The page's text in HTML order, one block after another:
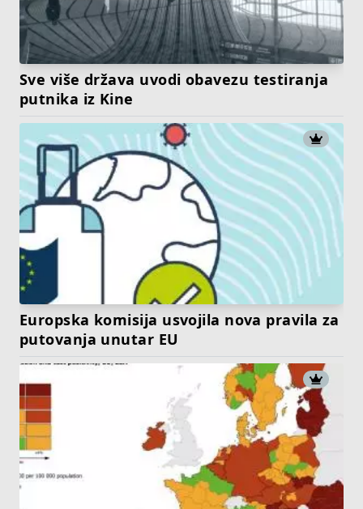
Sve više država uvodi obavezu testiranja
putnika iz Kine
Europska komisija usvojila nova pravila za
putovanja unutar EU